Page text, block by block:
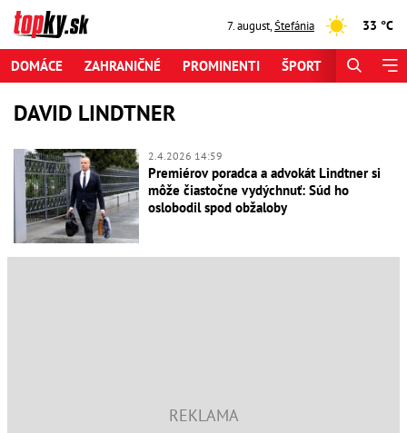
7. august,Štefánia 33 °C
DOMÁCE ZAHRANIČNÉ PROMINENTI ŠPORT
DAVID LINDTNER
2.4.2026 14:59
Premiérov poradca a advokát Lindtner si
môže čiastočne vydýchnuť: Súd ho
oslobodil spod obžaloby